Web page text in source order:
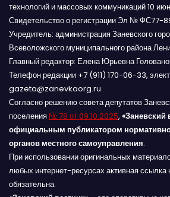
технологий и массовых коммуникаций 10
Свидетельство о регистрации Эл № ФС77-
Учредитель: администрация Заневского
Всеволожского муниципального района
Главный редактор: Елена Юрьевна
Телефон редакции +7 (911) 170-06-33,
gazeta@zanevkaorg.ru
Согласно решению совета депутатов
поселения № 78 от 09.10.2025, «Заневский
официальным публикатором
органов местного самоуправления.
При использовании оригинальных
любых интернет-ресурсах активная
обязательна.